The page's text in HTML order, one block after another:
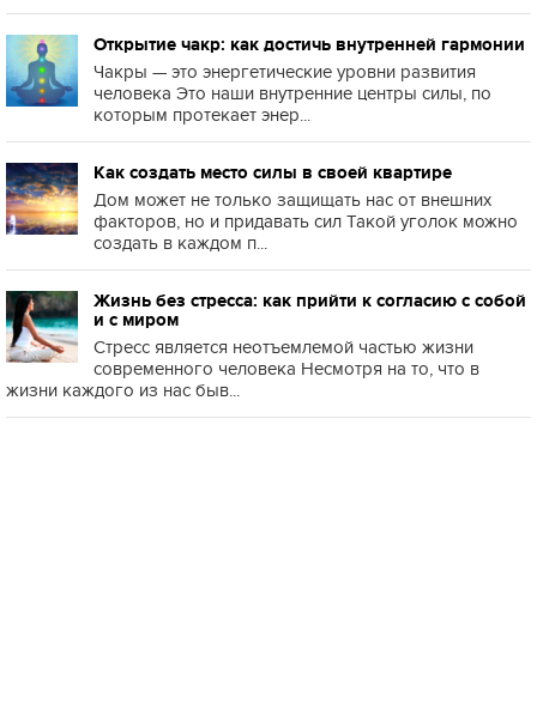
Открытие чакр: как достичь внутренней гармонии
Чакры — это энергетические уровни развития
человека Это наши внутренние центры силы, по
которым протекает энер...
Как создать место силы в своей квартире
Дом может не только защищать нас от внешних
факторов, но и придавать сил Такой уголок можно
создать в каждом п...
Жизнь без стресса: как прийти к согласию с собой
и с миром
Стресс является неотъемлемой частью жизни
современного человека Несмотря на то, что в
жизни каждого из нас быв...